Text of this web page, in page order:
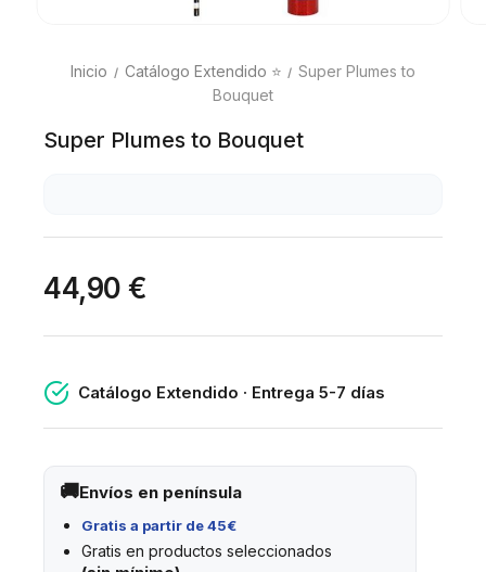
Inicio Catálogo Extendido ⭐
Super Plumes to
Bouquet
Super Plumes to Bouquet
44,90 €
Catálogo Extendido · Entrega 5-7 días
Envíos en península
Gratis a partir de 45€
Gratis en productos seleccionados